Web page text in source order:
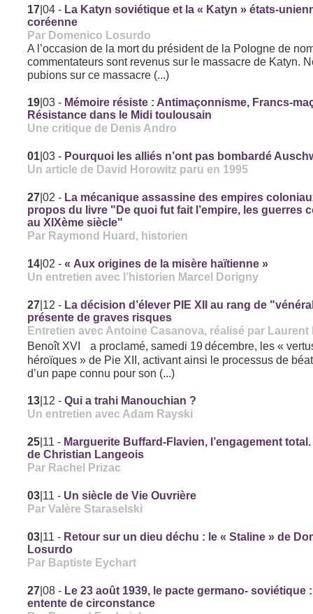
17 |04 - La Katyn soviétique et la « Katyn » états-
coréenne
Par Domenico Losurdo
A l’occasion de la mort du président de la Pologne de
commentateurs sont revenus sur le massacre de Katyn.
pubions sur ce massacre (...)
19 |03 - Mémoire résiste : Antimaçonnisme, Francs-
Résistance dans le Midi toulousain
Une critique de Denis Andro
01 |03 - Pourquoi les alliés n’ont pas bombardé
Un article de David Horowitz paru en 1995
27 |02 - La mécanique assassine des empires
propos du livre "De quoi fut fait l’empire, les guerres
au XIXème siècle"
Par Raymond Huard, historien
14 |02 -« Aux origines de la misère haïtienne »
Un entretien avec l’historien Marcel Dorigny
27 |12 - La décision d’élever PIE XII au rang de
présente de graves risques
Entretien avec Antoine Casanova, réalisé par Laurent
Benoît XVI a proclamé, samedi 19 décembre, les «
héroïques » de Pie XII, activant ainsi le processus de
d’un pape connu pour son (...)
13 |12 -Qui a trahi Manouchian ?
Un entretien avec Adam Rayski
25 |11 - Marguerite Buffard-Flavien, l’engagement
de Christian Langeois
Par Rachel Prizac
03 |11 - Un siècle de Vie Ouvrière
Par Valère Staraselski
03 |11 - Retour sur un dieu déchu : le « Staline » de
Losurdo
Par Baptiste Eychart
27 |08 - Le 23 août 1939, le pacte germano- soviétique
entente de circonstance